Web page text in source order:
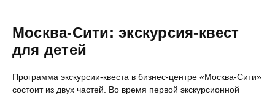
Москва-Сити: экскурсия-квест
для детей
Программа экскурсии-квеста в бизнес-центре «Москва-Сити»
состоит из двух частей. Во время первой экскурсионной